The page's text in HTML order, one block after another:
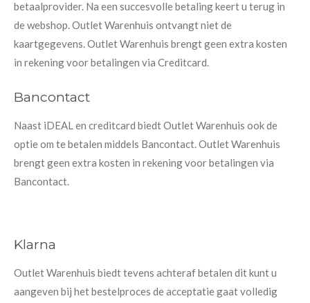
betaalprovider. Na een succesvolle betaling keert u terug in
de webshop. Outlet Warenhuis ontvangt niet de
kaartgegevens. Outlet Warenhuis brengt geen extra kosten
in rekening voor betalingen via Creditcard.
Bancontact
Naast iDEAL en creditcard biedt Outlet Warenhuis ook de
optie om te betalen middels Bancontact. Outlet Warenhuis
brengt geen extra kosten in rekening voor betalingen via
Bancontact.
Klarna
Outlet Warenhuis biedt tevens achteraf betalen dit kunt u
aangeven bij het bestelproces de acceptatie gaat volledig